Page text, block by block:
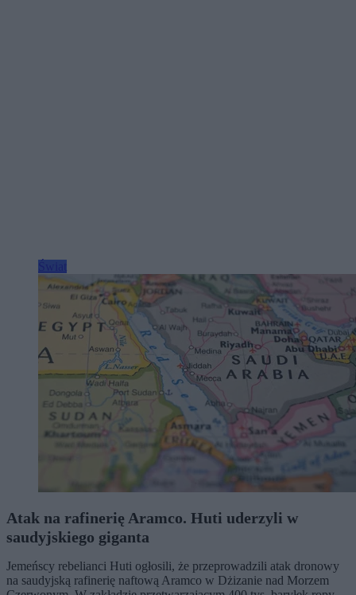
Atak na rafinerię Aramco. Huti uderzyli w
saudyjskiego giganta
Jemeńscy rebelianci Huti ogłosili, że przeprowadzili atak dronowy
na saudyjską rafinerię naftową Aramco w Dżizanie nad Morzem